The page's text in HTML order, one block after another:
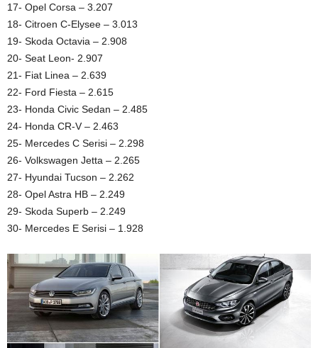
17- Opel Corsa – 3.207
18- Citroen C-Elysee – 3.013
19- Skoda Octavia – 2.908
20- Seat Leon- 2.907
21- Fiat Linea – 2.639
22- Ford Fiesta – 2.615
23- Honda Civic Sedan – 2.485
24- Honda CR-V – 2.463
25- Mercedes C Serisi – 2.298
26- Volkswagen Jetta – 2.265
27- Hyundai Tucson – 2.262
28- Opel Astra HB – 2.249
29- Skoda Superb – 2.249
30- Mercedes E Serisi – 1.928